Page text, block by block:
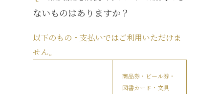
ないものはありますか？
以下のもの・支払いではご利用いただけま
せん。
商品券・ビール券・
図書カード・文具